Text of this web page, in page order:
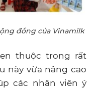
đồng của Vinamilk
thuộc trong rất
này vừa nâng cao
các nhân viên ý